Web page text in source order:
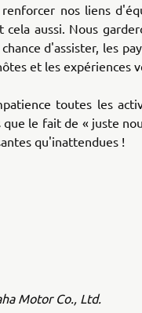
nos liens
cela aussi. Nous
d'assister, les
et les expériences
toutes les
le fait de « juste
qu'inattendues !
Motor Co., Ltd.